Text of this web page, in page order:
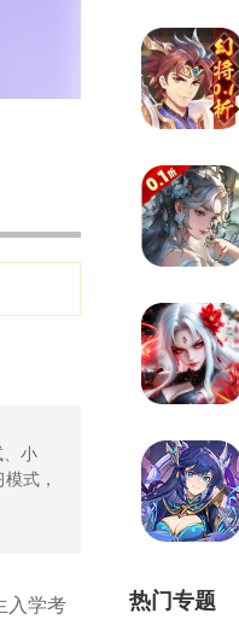
、小
式，
入学考
热门专题